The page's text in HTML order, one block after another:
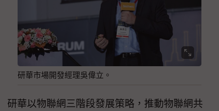
研華市場開發經理吳偉立。
研華以物聯網三階段發展策略，推動物聯網共